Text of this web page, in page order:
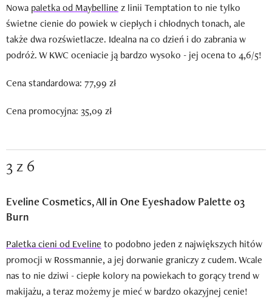
Nowa paletka od Maybelline z linii Temptation to nie tylko
świetne cienie do powiek w ciepłych i chłodnych tonach, ale
także dwa rozświetlacze. Idealna na co dzień i do zabrania w
podróż. W KWC oceniacie ją bardzo wysoko - jej ocena to 4,6/5!
Cena standardowa: 77,99 zł
Cena promocyjna: 35,09 zł
3 z 6
Eveline Cosmetics, All in One Eyeshadow Palette 03
Burn
Paletka cieni od Eveline to podobno jeden z największych hitów
promocji w Rossmannie, a jej dorwanie graniczy z cudem. Wcale
nas to nie dziwi - ciepłe kolory na powiekach to gorący trend w
makijażu, a teraz możemy je mieć w bardzo okazyjnej cenie!